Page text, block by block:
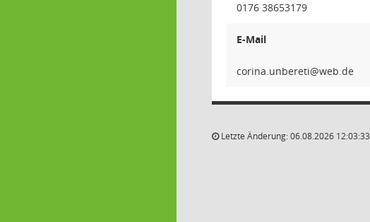
0176 38653179
E-Mail
iterebn
Letzte Änderung: 06.08.2026 12:03:33